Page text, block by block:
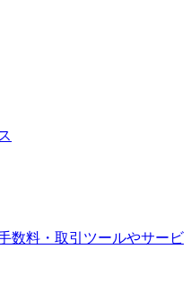
数料・取引ツールやサービ